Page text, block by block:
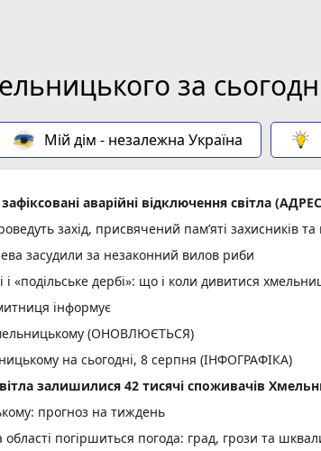
за
Мій дім - незалежна Україна
аварійні відключення світла
захід, присвячений пам’яті захисників та
засудили за незаконний вилов риби
і «подільське дербі»: що і коли дивитися
інформує
(ОНОВЛЮЄТЬСЯ)
на сьогодні, 8 серпня (ІНФОГРАФІКА)
залишилися 42 тисячі споживачів
прогноз на тиждень
погіршиться погода: град, грози та